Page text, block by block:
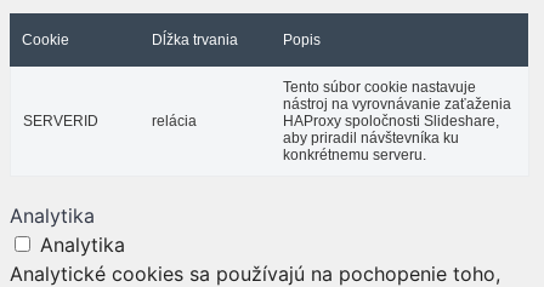
Cookie Dĺžka trvania Popis
SERVERID relácia
Tento súbor cookie nastavuje
nástroj na vyrovnávanie zaťaženia
HAProxy spoločnosti Slideshare,
aby priradil návštevníka ku
konkrétnemu serveru.
Analytika
Analytika
Analytické cookies sa používajú na pochopenie toho,